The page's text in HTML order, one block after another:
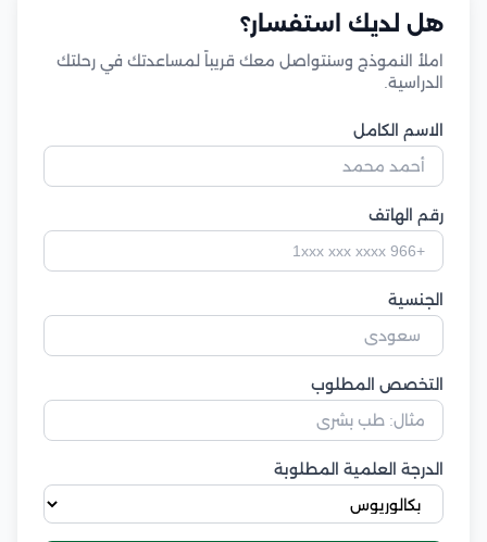
هل لديك استفسار؟
املأ النموذج وسنتواصل معك قريباً لمساعدتك في رحلتك
الدراسية.
الاسم الكامل
رقم الهاتف
الجنسية
التخصص المطلوب
الدرجة العلمية المطلوبة